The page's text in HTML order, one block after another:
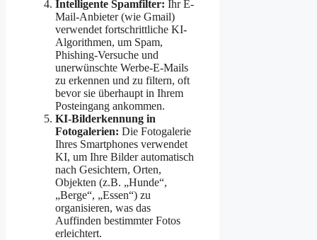
Intelligente Spamfilter: Ihr E-
Mail-Anbieter (wie Gmail)
verwendet fortschrittliche KI-
Algorithmen, um Spam,
Phishing-Versuche und
unerwünschte Werbe-E-Mails
zu erkennen und zu filtern, oft
bevor sie überhaupt in Ihrem
Posteingang ankommen.
KI-Bilderkennung in
Fotogalerien: Die Fotogalerie
Ihres Smartphones verwendet
KI, um Ihre Bilder automatisch
nach Gesichtern, Orten,
Objekten (z.B. „Hunde“,
„Berge“, „Essen“) zu
organisieren, was das
Auffinden bestimmter Fotos
erleichtert.